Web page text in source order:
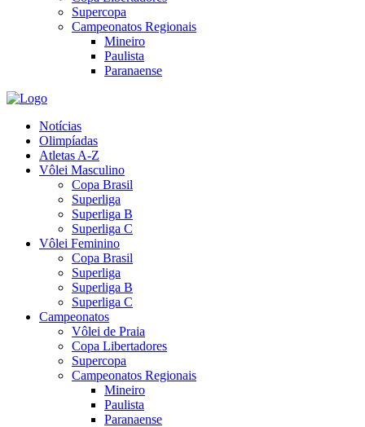
Supercopa
Campeonatos Regionais
Mineiro
Paulista
Paranaense
Notícias
Olimpíadas
Atletas A-Z
Vôlei Masculino
Copa Brasil
Superliga
Superliga B
Superliga C
Vôlei Feminino
Copa Brasil
Superliga
Superliga B
Superliga C
Campeonatos
Vôlei de Praia
Copa Libertadores
Supercopa
Campeonatos Regionais
Mineiro
Paulista
Paranaense